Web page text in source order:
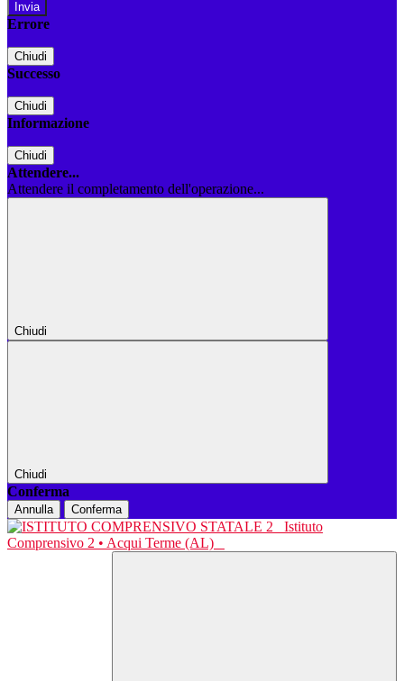
Errore
Chiudi
Successo
Chiudi
Informazione
Chiudi
Attendere...
Attendere il completamento dell'operazione...
Chiudi
Chiudi
Conferma
Annulla Conferma
Istituto
Comprensivo 2 • Acqui Terme (AL)